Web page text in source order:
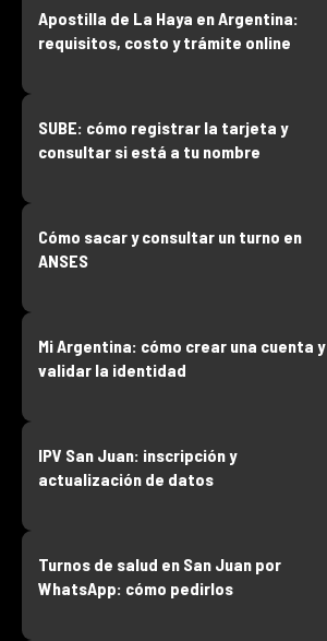
Apostilla de La Haya en Argentina:
requisitos, costo y trámite online
SUBE: cómo registrar la tarjeta y
consultar si está a tu nombre
Cómo sacar y consultar un turno en
ANSES
Mi Argentina: cómo crear una cuenta y
validar la identidad
IPV San Juan: inscripción y
actualización de datos
Turnos de salud en San Juan por
WhatsApp: cómo pedirlos